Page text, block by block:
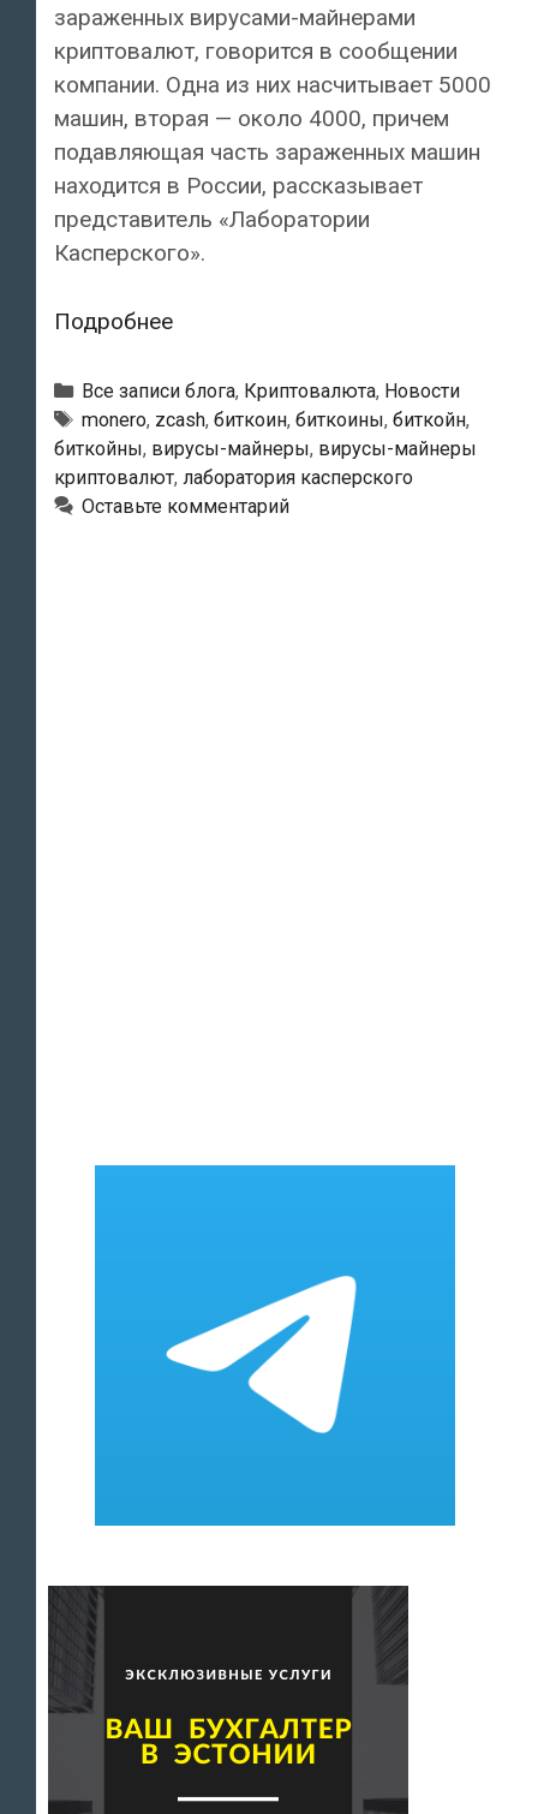
зараженных вирусами-майнерами
криптовалют, говорится в сообщении
компании. Одна из них насчитывает 5000
машин, вторая — около 4000, причем
подавляющая часть зараженных машин
находится в России, рассказывает
представитель «Лаборатории
Касперского».
ПодробнееКомпьютеры
оказались
заражены
добывающими
криптовалюту
вирусами
Рубрики
Все записи блога, Криптовалюта, Новости
Тэги
monero, zcash, биткоин, биткоины, биткойн,
биткойны, вирусы-майнеры, вирусы-майнеры
криптовалют, лаборатория касперского
Оставьте комментарий